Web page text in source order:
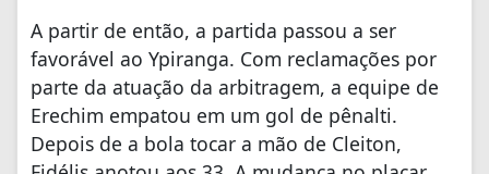
A partir de então, a partida passou a ser
favorável ao Ypiranga. Com reclamações por
parte da atuação da arbitragem, a equipe de
Erechim empatou em um gol de pênalti.
Depois de a bola tocar a mão de Cleiton,